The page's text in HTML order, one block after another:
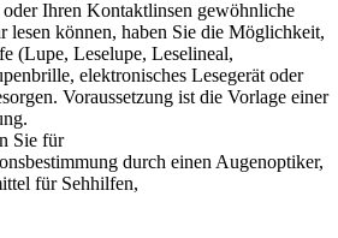
Ihren Kontaktlinsen gewöhnliche
lesen können, haben Sie die Möglichkeit,
(Lupe, Leselupe, Leselineal,
elektronisches Lesegerät oder
Voraussetzung ist die Vorlage einer
Sie für
durch einen Augenoptiker,
für Sehhilfen,